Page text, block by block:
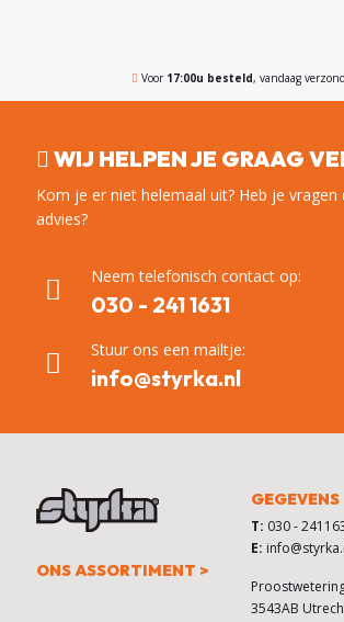
Voor 17:00u besteld, vandaag
WIJ HELPEN JE GRAAG
Kom je er niet helemaal uit? Heb je
advies?
Neem telefonisch contact op:
030 - 241 1631
Stuur ons een mailtje:
info@styrka.nl
ONS ASSORTIMENT >
GEGEVENS
T: 030 -
E:
3543AB